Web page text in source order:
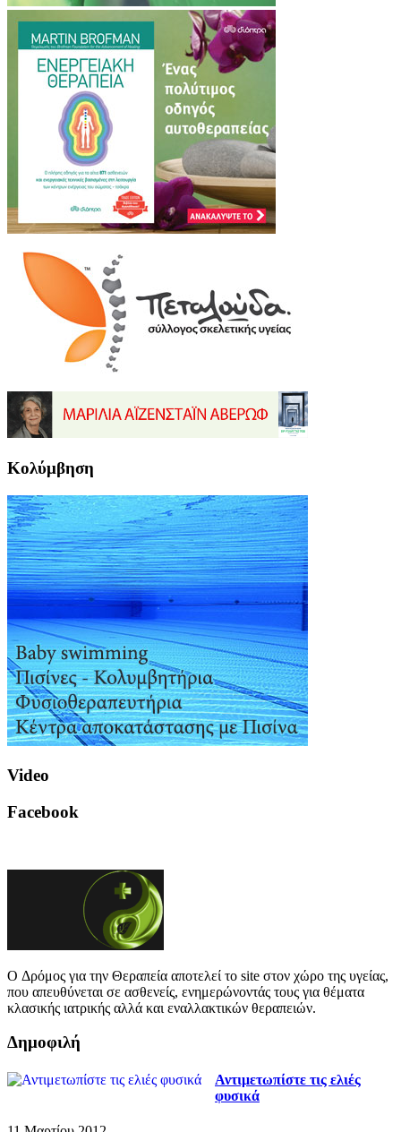
Κολύμβηση
Video
Facebook
O Δρόμος για την Θεραπεία αποτελεί το site στον χώρο της υγείας,
που απευθύνεται σε ασθενείς, ενημερώνοντάς τους για θέματα
κλασικής ιατρικής αλλά και εναλλακτικών θεραπειών.
Δημοφιλή
Αντιμετωπίστε τις ελιές
φυσικά